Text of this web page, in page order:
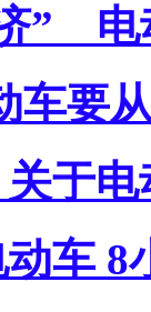
” 电
车要
于
车 8